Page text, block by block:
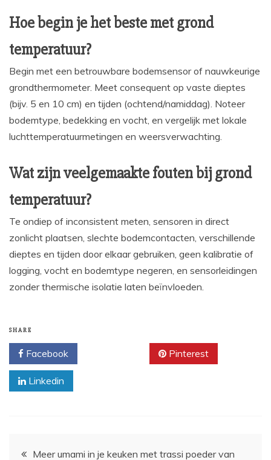
Hoe begin je het beste met grond
temperatuur?
Begin met een betrouwbare bodemsensor of nauwkeurige
grondthermometer. Meet consequent op vaste dieptes
(bijv. 5 en 10 cm) en tijden (ochtend/namiddag). Noteer
bodemtype, bedekking en vocht, en vergelijk met lokale
luchttemperatuurmetingen en weersverwachting.
Wat zijn veelgemaakte fouten bij grond
temperatuur?
Te ondiep of inconsistent meten, sensoren in direct
zonlicht plaatsen, slechte bodemcontacten, verschillende
dieptes en tijden door elkaar gebruiken, geen kalibratie of
logging, vocht en bodemtype negeren, en sensorleidingen
zonder thermische isolatie laten beïnvloeden.
SHARE
Facebook Pinterest
Linkedin
PostMeer umami in je keuken met trassi poeder van